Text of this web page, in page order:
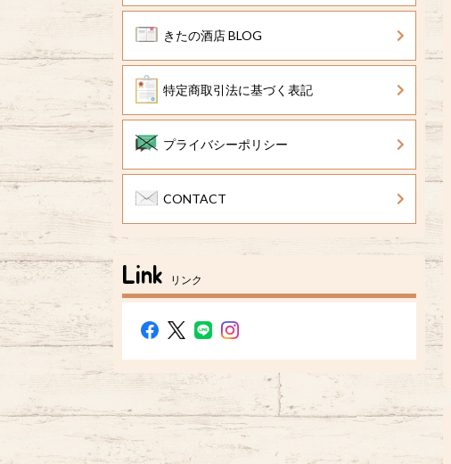
きたの酒店 BLOG
特定商取引法に基づく表記
プライバシーポリシー
CONTACT
Link リンク